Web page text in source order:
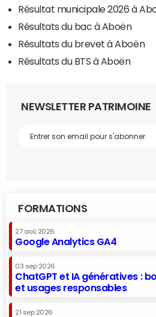
Résultat municipale 2026 à
Résultats du bac à Aboën
Résultats du brevet à Aboën
Résultats du BTS à Aboën
NEWSLETTER PATRIMOINE
FORMATIONS
27 aoû 2026
Google Analytics GA4
03 sep 2026
ChatGPT et IA génératives :
et usages responsables
21 sep 2026